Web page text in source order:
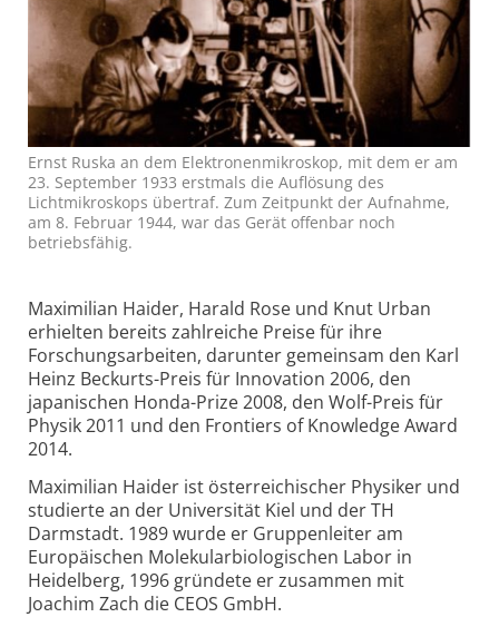
Ernst Ruska an dem Elektronenmikroskop, mit dem er am
23. September 1933 erstmals die Auflösung des
Lichtmikroskops übertraf. Zum Zeitpunkt der Aufnahme,
am 8. Februar 1944, war das Gerät offenbar noch
betriebsfähig.
Maximilian Haider, Harald Rose und Knut Urban
erhielten bereits zahlreiche Preise für ihre
Forschungsarbeiten, darunter gemeinsam den Karl
Heinz Beckurts-Preis für Innovation 2006, den
japanischen Honda-Prize 2008, den Wolf-Preis für
Physik 2011 und den Frontiers of Knowledge Award
2014.
Maximilian Haider ist österreichischer Physiker und
studierte an der Universität Kiel und der TH
Darmstadt. 1989 wurde er Gruppenleiter am
Europäischen Molekularbiologischen Labor in
Heidelberg, 1996 gründete er zusammen mit
Joachim Zach die CEOS GmbH.